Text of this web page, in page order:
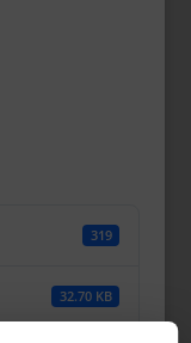
319
32.70 KB